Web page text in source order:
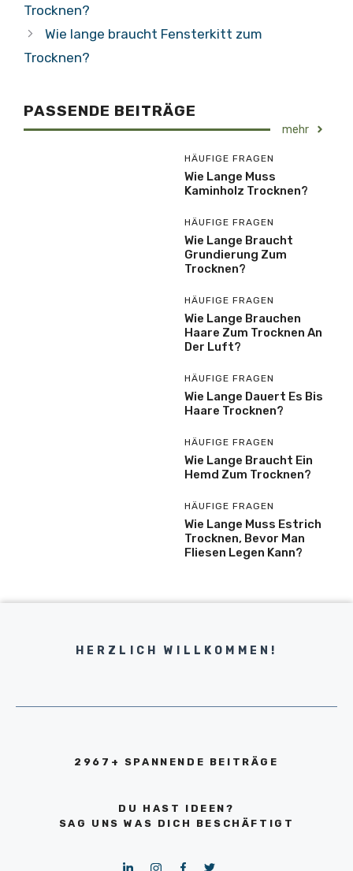
Trocknen?
Wie lange braucht Fensterkitt zum
Trocknen?
PASSENDE BEITRÄGE
mehr
HÄUFIGE FRAGEN
Wie Lange Muss
Kaminholz Trocknen?
HÄUFIGE FRAGEN
Wie Lange Braucht
Grundierung Zum
Trocknen?
HÄUFIGE FRAGEN
Wie Lange Brauchen
Haare Zum Trocknen An
Der Luft?
HÄUFIGE FRAGEN
Wie Lange Dauert Es Bis
Haare Trocknen?
HÄUFIGE FRAGEN
Wie Lange Braucht Ein
Hemd Zum Trocknen?
HÄUFIGE FRAGEN
Wie Lange Muss Estrich
Trocknen, Bevor Man
Fliesen Legen Kann?
HERZLICH WILLKOMMEN!
2967+ SPANNENDE BEITRÄGE
DU HAST IDEEN?
SAG UNS WAS DICH BESCHÄFTIGT